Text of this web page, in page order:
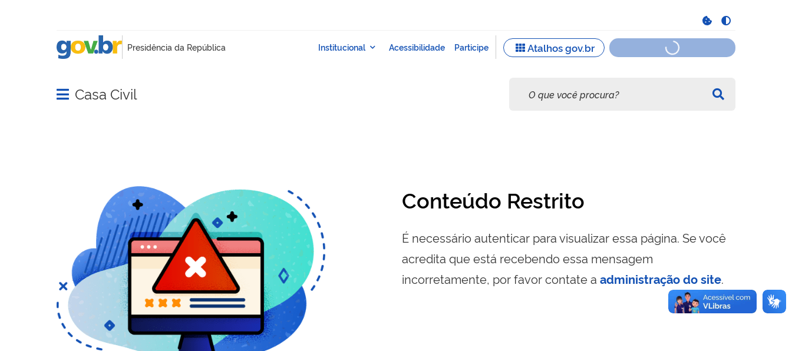
Abrir menu principal de navegação
Casa Civil
Conteúdo Restrito
É necessário autenticar para visualizar essa página. Se você
acredita que está recebendo essa mensagem
incorretamente, por favor contate a administração do site.